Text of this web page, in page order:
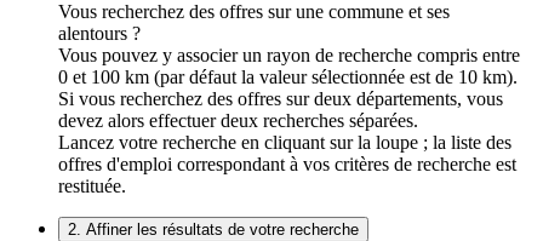
Vous recherchez des offres sur une commune et ses
alentours ?
Vous pouvez y associer un rayon de recherche compris entre
0 et 100 km (par défaut la valeur sélectionnée est de 10 km).
Si vous recherchez des offres sur deux départements, vous
devez alors effectuer deux recherches séparées.
Lancez votre recherche en cliquant sur la loupe ; la liste des
offres d'emploi correspondant à vos critères de recherche est
restituée.
2. Affiner les résultats de votre recherche